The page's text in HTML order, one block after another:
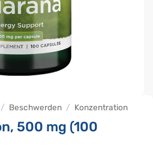
/ Beschwerden / Konzentration
500 mg (100